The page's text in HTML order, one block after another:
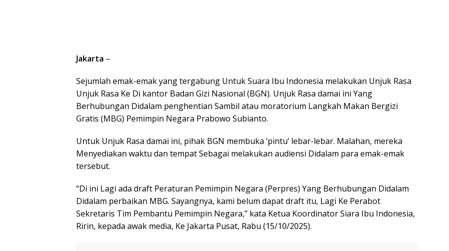
Jakarta –
Sejumlah emak-emak yang tergabung Untuk Suara Ibu Indonesia melakukan Unjuk Rasa
Unjuk Rasa Ke Di kantor Badan Gizi Nasional (BGN). Unjuk Rasa damai ini Yang
Berhubungan Didalam penghentian Sambil atau moratorium Langkah Makan Bergizi
Gratis (MBG) Pemimpin Negara Prabowo Subianto.
Untuk Unjuk Rasa damai ini, pihak BGN membuka ‘pintu’ lebar-lebar. Malahan, mereka
Menyediakan waktu dan tempat Sebagai melakukan audiensi Didalam para emak-emak
tersebut.
“Di ini Lagi ada draft Peraturan Pemimpin Negara (Perpres) Yang Berhubungan Didalam
Didalam perbaikan MBG. Sayangnya, kami belum dapat draft itu, Lagi Ke Perabot
Sekretaris Tim Pembantu Pemimpin Negara,” kata Ketua Koordinator Siara Ibu Indonesia,
Ririn, kepada awak media, Ke Jakarta Pusat, Rabu (15/10/2025).